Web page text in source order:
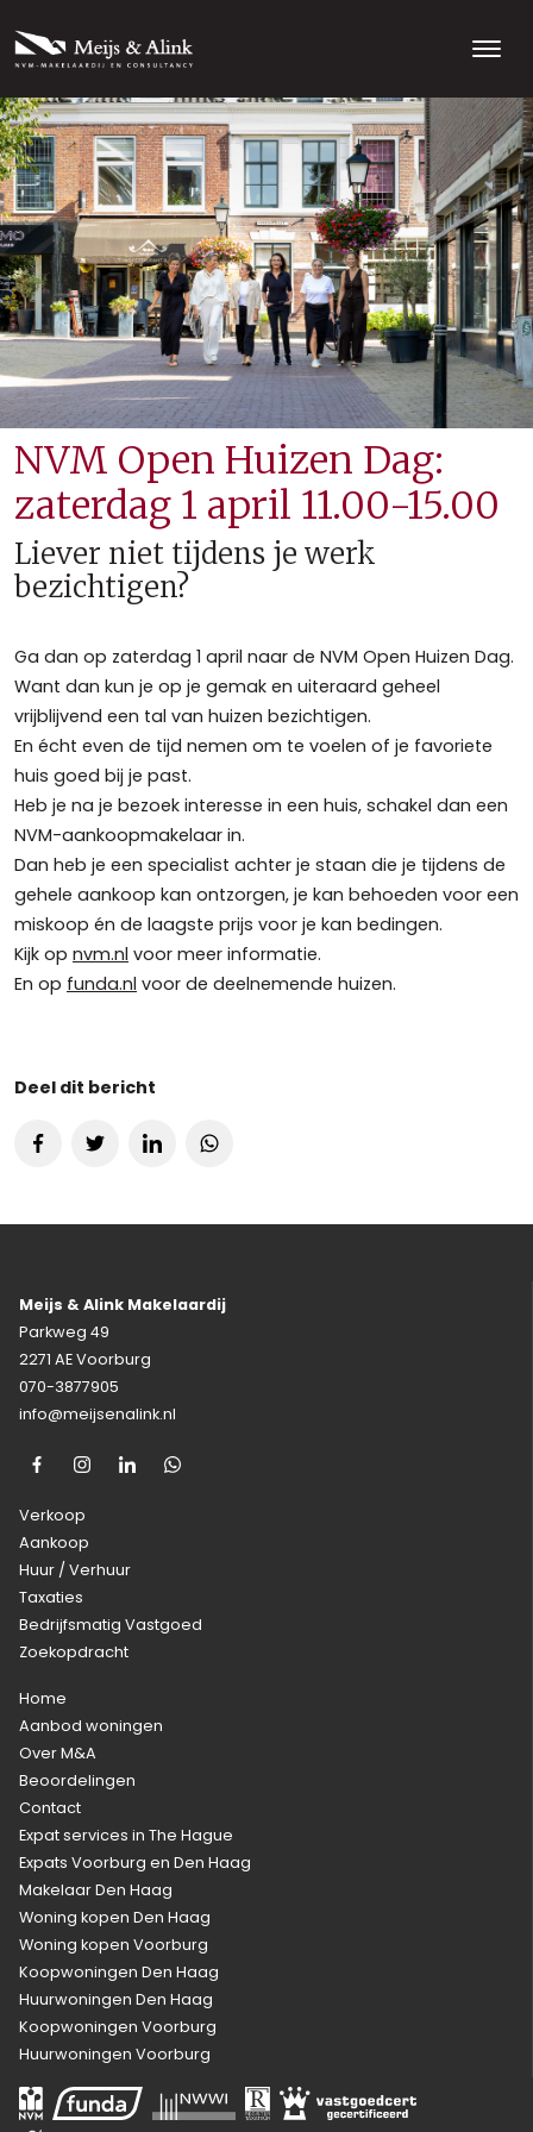
NVM Open Huizen Dag:
zaterdag 1 april 11.00-15.00
Liever niet tijdens je werk
bezichtigen?
Ga dan op zaterdag 1 april naar de NVM Open Huizen Dag.
Want dan kun je op je gemak en uiteraard geheel
vrijblijvend een tal van huizen bezichtigen.
En écht even de tijd nemen om te voelen of je favoriete
huis goed bij je past.
Heb je na je bezoek interesse in een huis, schakel dan een
NVM-aankoopmakelaar in.
Dan heb je een specialist achter je staan die je tijdens de
gehele aankoop kan ontzorgen, je kan behoeden voor een
miskoop én de laagste prijs voor je kan bedingen.
Kijk op nvm.nl voor meer informatie.
En op funda.nl voor de deelnemende huizen.
Deel dit bericht
Meijs & Alink Makelaardij
Parkweg 49
2271 AE Voorburg
070-3877905
info@meijsenalink.nl
Verkoop
Aankoop
Huur / Verhuur
Taxaties
Bedrijfsmatig Vastgoed
Zoekopdracht
Home
Aanbod woningen
Over M&A
Beoordelingen
Contact
Expat services in The Hague
Expats Voorburg en Den Haag
Makelaar Den Haag
Woning kopen Den Haag
Woning kopen Voorburg
Koopwoningen Den Haag
Huurwoningen Den Haag
Koopwoningen Voorburg
Huurwoningen Voorburg